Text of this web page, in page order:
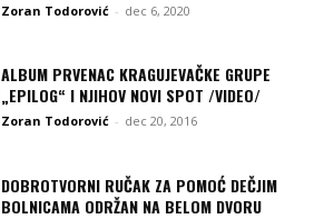
Zoran Todorović - dec 6, 2020
ALBUM PRVENAC KRAGUJEVAČKE GRUPE
„EPILOG“ I NJIHOV NOVI SPOT /VIDEO/
Zoran Todorović - dec 20, 2016
DOBROTVORNI RUČAK ZA POMOĆ DEČJIM
BOLNICAMA ODRŽAN NA BELOM DVORU